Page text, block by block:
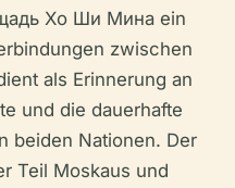
Хо Ши Мина ein
zwischen
als Erinnerung an
und die dauerhafte
beiden Nationen. Der
Teil Moskaus und